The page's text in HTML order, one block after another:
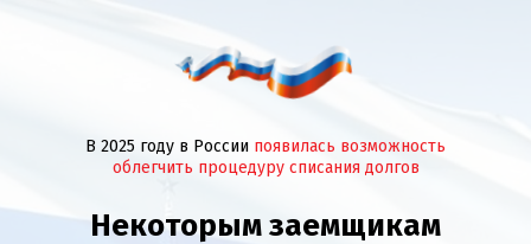
В 2025 году в России появилась возможность
облегчить процедуру списания долгов
Некоторым заемщикам